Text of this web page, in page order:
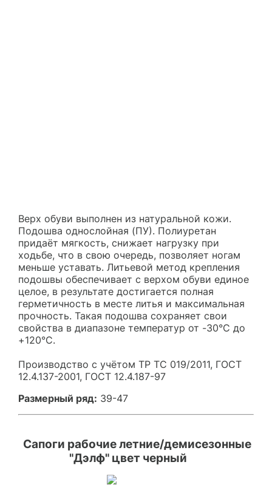
Верх обуви выполнен из натуральной кожи.
Подошва однослойная (ПУ). Полиуретан
придаёт мягкость, снижает нагрузку при
ходьбе, что в свою очередь, позволяет ногам
меньше уставать. Литьевой метод крепления
подошвы обеспечивает с верхом обуви единое
целое, в результате достигается полная
герметичность в месте литья и максимальная
прочность. Такая подошва сохраняет свои
свойства в диапазоне температур от -30°С до
+120°С.
Производство с учётом ТР ТС 019/2011, ГОСТ
12.4.137-2001, ГОСТ 12.4.187-97
Размерный ряд: 39-47
Сапоги рабочие летние/демисезонные
"Дэлф" цвет черный